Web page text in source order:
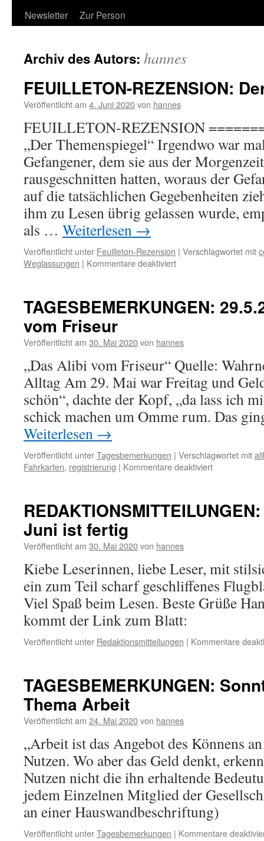
Newsletter
Zur Person
Archiv des Autors: hannes
FEUILLETON-REZENSION:
Veröffentlicht am 4. Juni 2020von hannes
FEUILLETON-REZENSION
„Der Themenspiegel“ Irgendwo war
Gefangener, dem sie aus der
rausgeschnitten hatten, woraus der
auf die tatsächlichen Gegebenheiten
ihm zu Lesen übrig gelassen wurde,
als … Weiterlesen →
Veröffentlicht unter Feuilleton-Rezension | Verschlagwortet mit
Weglassungen | Kommentare deaktiviertfür
Themenspiegel
TAGESBEMERKUNGEN:
vom Friseur
Veröffentlicht am 30. Mai 2020von hannes
„Das Alibi vom Friseur“ Quelle:
Alltag Am 29. Mai war Freitag und
schön“, dachte der Kopf, „da lass ich
schick machen um Omme rum. Das
Weiterlesen →
Veröffentlicht unterTagesbemerkungen | Verschlagwortet mit
Fahrkarten, registrierung | Kommentare deaktiviertfür
Alibi
Juni ist fertig
Veröffentlicht am 30. Mai 2020von hannes
Kiebe Leserinnen, liebe Leser, mit
ein zum Teil scharf geschliffenes
Viel Spaß beim Lesen. Beste Grüße
kommt der Link zum Blatt:
Veröffentlicht unter Redaktionsmitteilungen | Kommentare
TAGESBEMERKUNGEN:
Thema Arbeit
Veröffentlicht am 24. Mai 2020von hannes
„Arbeit ist das Angebot des Könnens
Nutzen. Wo aber das Geld denkt,
Nutzen nicht die ihn erhaltende
jedem Einzelnen Mitglied der
an einer Hauswandbeschriftung)
Veröffentlicht unterTagesbemerkungen | Kommentare